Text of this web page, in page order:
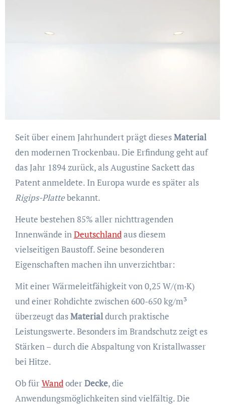
Seit über einem Jahrhundert prägt diesesMaterial
den modernen Trockenbau. Die Erfindung geht auf
das Jahr 1894 zurück, als Augustine Sackett das
Patent anmeldete. In Europa wurde es später als
Rigips-Plattebekannt.
Heute bestehen 85% aller nichttragenden
Innenwände inDeutschlandaus diesem
vielseitigen Baustoff. Seine besonderen
Eigenschaften machen ihn unverzichtbar:
Mit einer Wärmeleitfähigkeit von 0,25 W/(m·K)
und einer Rohdichte zwischen 600-650 kg/m³
überzeugt dasMaterialdurch praktische
Leistungswerte. Besonders im Brandschutz zeigt es
Stärken – durch die Abspaltung von Kristallwasser
bei Hitze.
Ob fürWandoderDecke, die
Anwendungsmöglichkeiten sind vielfältig. Die